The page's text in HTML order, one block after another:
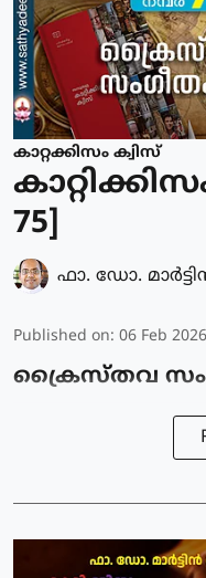
കാറ്റക്കിസം ക്വിസ്
75]
ഫാ. ഡോ.
Published on: 06 Feb
ക്രൈസ്തവ